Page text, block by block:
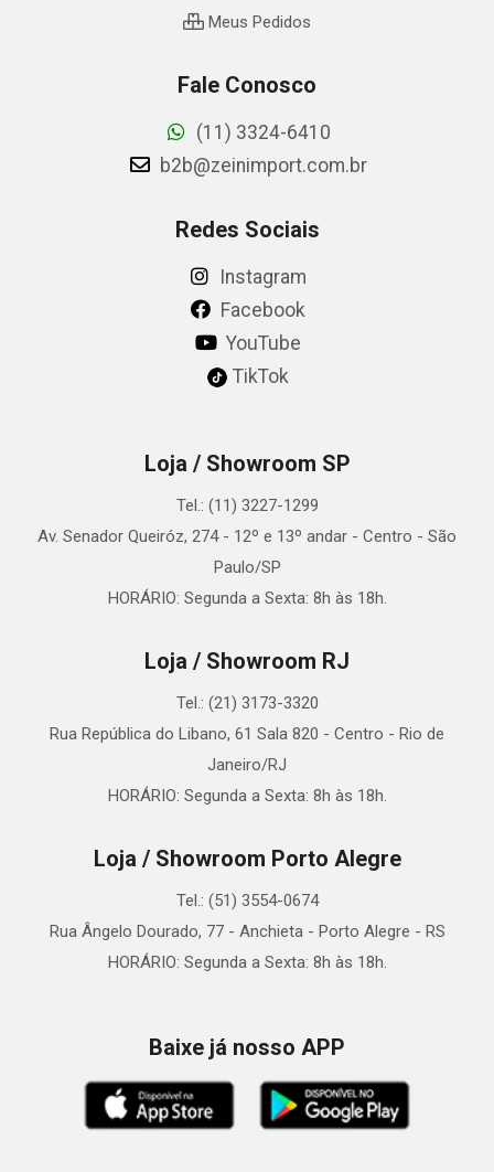
Meus Pedidos
Fale Conosco
(11) 3324-6410
b2b@zeinimport.com.br
Redes Sociais
Instagram
Facebook
YouTube
TikTok
Loja / Showroom SP
Tel.: (11) 3227-1299
Av. Senador Queiróz, 274 - 12º e 13º andar - Centro - São
Paulo/SP
HORÁRIO: Segunda a Sexta: 8h às 18h.
Loja / Showroom RJ
Tel.: (21) 3173-3320
Rua República do Libano, 61 Sala 820 - Centro - Rio de
Janeiro/RJ
HORÁRIO: Segunda a Sexta: 8h às 18h.
Loja / Showroom Porto Alegre
Tel.: (51) 3554-0674
Rua Ângelo Dourado, 77 - Anchieta - Porto Alegre - RS
HORÁRIO: Segunda a Sexta: 8h às 18h.
Baixe já nosso APP